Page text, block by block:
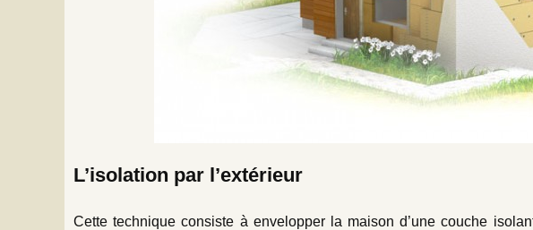
L’isolation par l’extérieur
Cette technique consiste à envelopper la maison d’une couche